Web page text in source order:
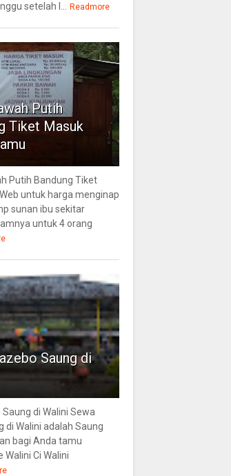
setelah l... Readmore
Putih
Tiket Masuk
Putih Bandung Tiket
untuk harga menginap
sunan ibu sekitar
untuk 4 orang
Saung di
di Walini Sewa
di Walini adalah Saung
bagi Anda tamu
Ci Walini